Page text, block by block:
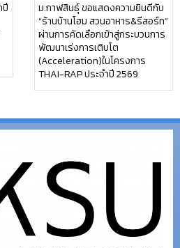
ปี
ม.กาฬสินธุ์ ขอแสดงความยินดีกับ
“ร้านบ้านโฮม สวนอาหาร&รีสอร์ท”
ผ่านการคัดเลือกเข้าสู่กระบวนการ
พัฒนาเร่งการเติบโต
(Acceleration)ในโครงการ
THAI-RAP ประจำปี 2569